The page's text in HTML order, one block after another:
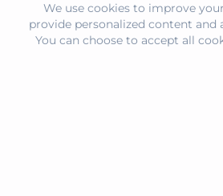
We use cookies to improve
provide personalized content and
You can choose to accept all